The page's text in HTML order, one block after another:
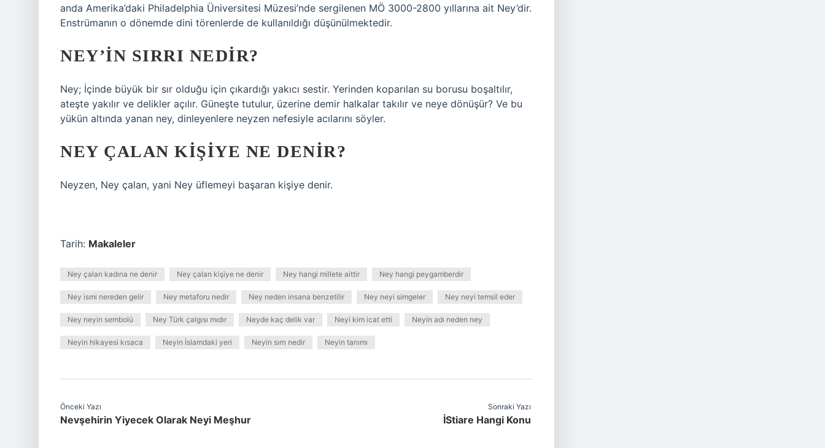
anda Amerika’daki Philadelphia Üniversitesi Müzesi’nde sergilenen MÖ 3000-2800 yıllarına ait Ney’dir.
Enstrümanın o dönemde dini törenlerde de kullanıldığı düşünülmektedir.
NEY’IN SIRRI NEDIR?
Ney; İçinde büyük bir sır olduğu için çıkardığı yakıcı sestir. Yerinden koparılan su borusu boşaltılır,
ateşte yakılır ve delikler açılır. Güneşte tutulur, üzerine demir halkalar takılır ve neye dönüşür? Ve bu
yükün altında yanan ney, dinleyenlere neyzen nefesiyle acılarını söyler.
NEY ÇALAN KIŞIYE NE DENIR?
Neyzen, Ney çalan, yani Ney üflemeyi başaran kişiye denir.
Tarih: Makaleler
Ney çalan kadına ne denir Ney çalan kişiye ne denir Ney hangi millete aittir Ney hangi peygamberdir
Ney ismi nereden gelir Ney metaforu nedir Ney neden insana benzetilir Ney neyi simgeler Ney neyi temsil eder
Ney neyin sembolü Ney Türk çalgısı mıdır Neyde kaç delik var Neyi kim icat etti Neyin adı neden ney
Neyin hikayesi kısaca Neyin İslamdaki yeri Neyin sırrı nedir Neyin tanımı
Önceki Yazı
Nevşehirin Yiyecek Olarak Neyi Meşhur
Sonraki Yazı
İStiare Hangi Konu